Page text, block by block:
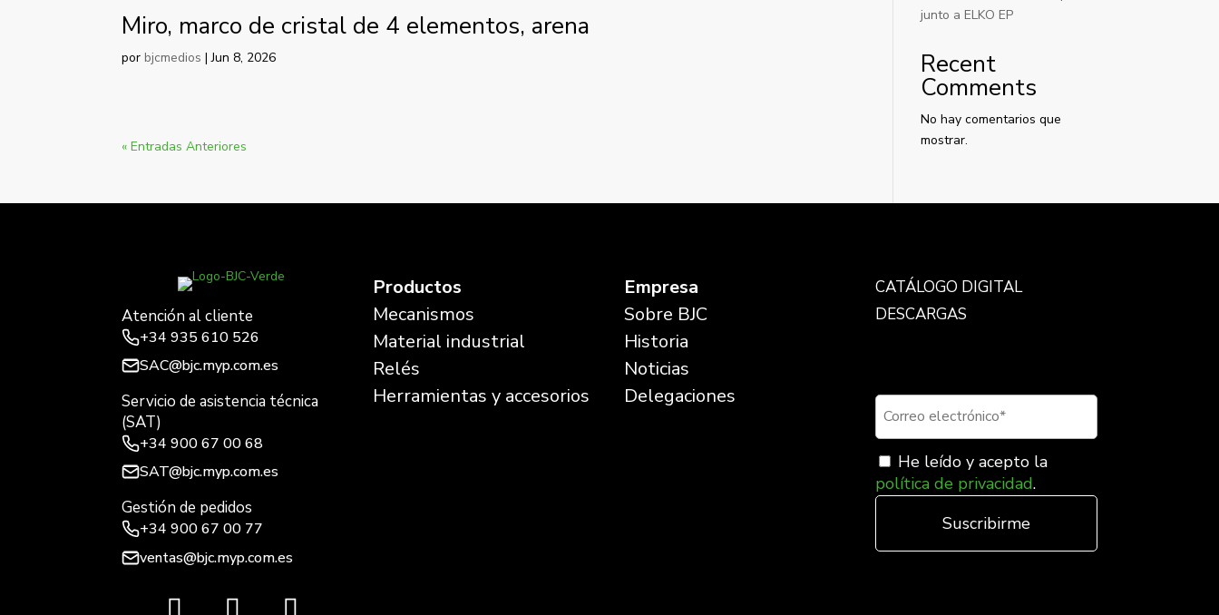
Miro, marco de cristal de 4 elementos, arena
por bjcmedios |Jun 8, 2026
« Entradas Anteriores
junto a ELKO EP
Recent
Comments
No hay comentarios que
mostrar.
Atención al cliente
+34935 610 526
SAC@bjc.myp.com.es
Servicio de asistencia técnica
(SAT)
+34900 67 00 68
SAT@bjc.myp.com.es
Gestión de pedidos
+34 900 67 00 77
ventas@bjc.myp.com.es
Productos
Mecanismos
Material industrial
Relés
Herramientas y accesorios
Empresa
Sobre BJC
Historia
Noticias
Delegaciones
CATÁLOGO DIGITAL
DESCARGAS
He leído y acepto la
política de privacidad.